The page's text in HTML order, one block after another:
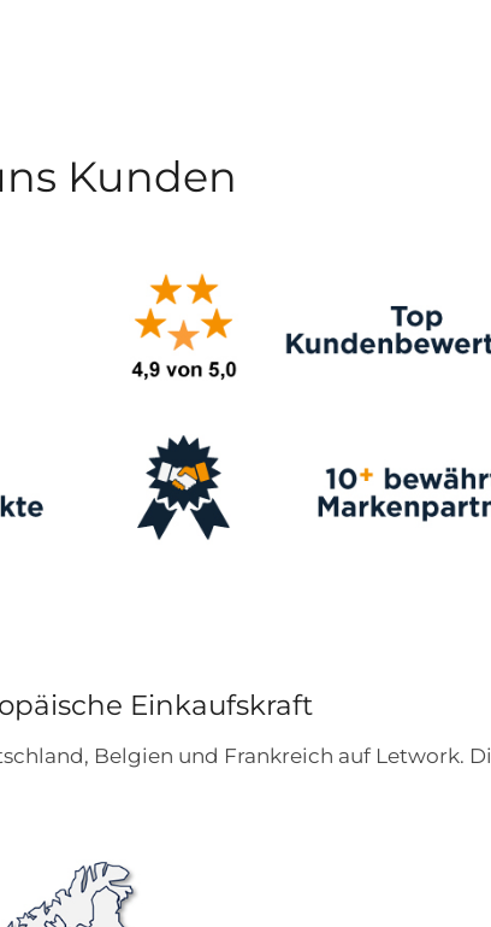
Kunden
Einkaufskraft
Belgien und Frankreich auf Letwork.